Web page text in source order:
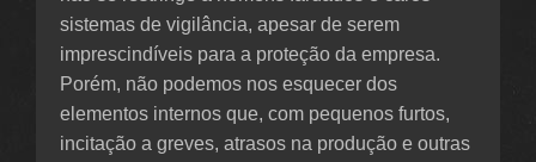
sistemas de vigilância, apesar de serem
imprescindíveis para a proteção da empresa.
Porém, não podemos nos esquecer dos
elementos internos que, com pequenos furtos,
incitação a greves, atrasos na produção e outras